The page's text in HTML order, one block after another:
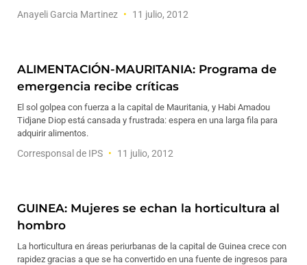
Anayeli Garcia Martinez 11 julio, 2012
ALIMENTACIÓN-MAURITANIA: Programa de
emergencia recibe críticas
El sol golpea con fuerza a la capital de Mauritania, y Habi Amadou
Tidjane Diop está cansada y frustrada: espera en una larga fila para
adquirir alimentos.
Corresponsal de IPS 11 julio, 2012
GUINEA: Mujeres se echan la horticultura al
hombro
La horticultura en áreas periurbanas de la capital de Guinea crece con
rapidez gracias a que se ha convertido en una fuente de ingresos para